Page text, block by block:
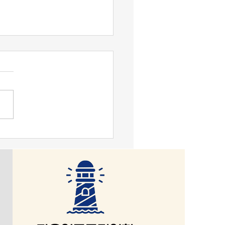
논평] 혐오가 놀이가
? 공산국가·전체주의·경찰
임에 틀림이 없다. 이 나라
렇게 발전된 것은 제헌헌법
다. 이승만·안재홍은 미국